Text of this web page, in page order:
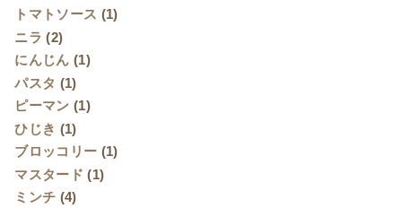
トマトソース (1)
ニラ (2)
にんじん (1)
パスタ (1)
ピーマン (1)
ひじき (1)
ブロッコリー (1)
マスタード (1)
ミンチ (4)